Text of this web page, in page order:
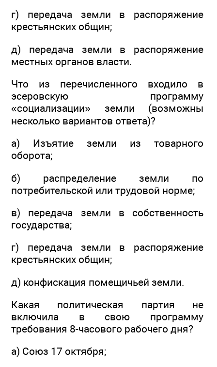
г) передача земли в распоряжение
крестьянских общин;
д) передача земли в распоряжение
местных органов власти.
Что из перечисленного входило в
эсеровскую программу
«социализации» земли (возможны
несколько вариантов ответа)?
а) Изъятие земли из товарного
оборота;
б) распределение земли по
потребительской или трудовой норме;
в) передача земли в собственность
государства;
г) передача земли в распоряжение
крестьянских общин;
д) конфискация помещичьей земли.
Какая политическая партия не
включила в свою программу
требования 8-часового рабочего дня?
а) Союз 17 октября;